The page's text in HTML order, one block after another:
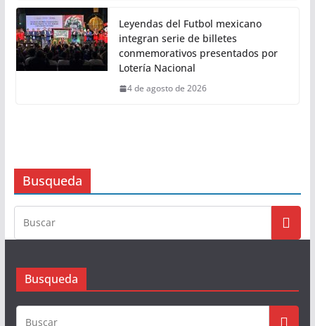
Leyendas del Futbol mexicano
integran serie de billetes
conmemorativos presentados por
Lotería Nacional
4 de agosto de 2026
Busqueda
Busqueda